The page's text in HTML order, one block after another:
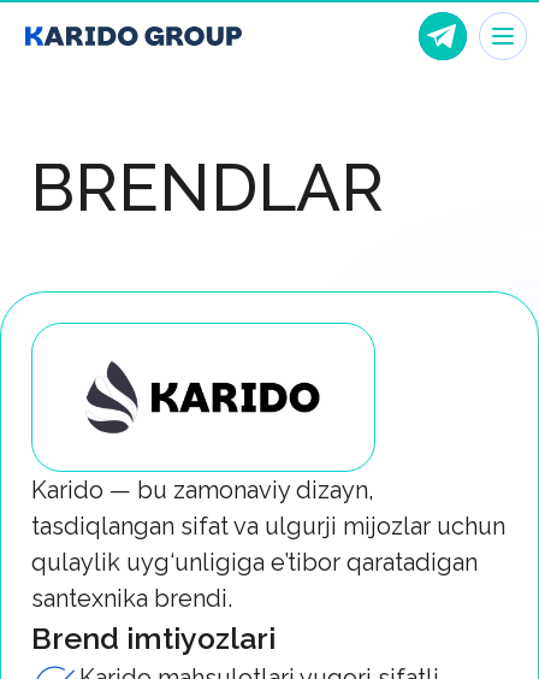
BRENDLAR
Karido — bu zamonaviy dizayn,
tasdiqlangan sifat va ulgurji mijozlar uchun
qulaylik uyg‘unligiga e’tibor qaratadigan
santexnika brendi.
Brend imtiyozlari
Karido mahsulotlari yuqori sifatli
keramikadan tayyorlanib, chiroyli
bezatilgan.
Intensiv ekspluatatsiyada ham uzoq
muddat xizmat qiladi.